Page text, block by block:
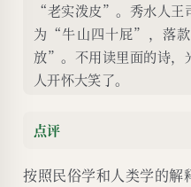
“老实泼皮”。秀水人王
为“牛山四十屁”，落
放”。不用读里面的诗，
人开怀大笑了。
点评
按照民俗学和人类学的解